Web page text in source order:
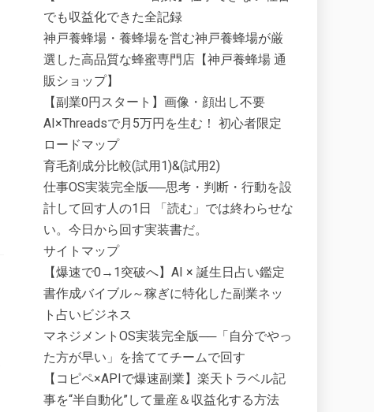
でも収益化できた全記録
神戸養蜂場・養蜂場を営む神戸養蜂場が厳
選した高品質な蜂蜜専門店【神戸養蜂場 通
販ショップ】
【副業0円スタート】画像・顔出し不要
AI×Threadsで月5万円を生む！ 初心者限定
ロードマップ
育毛剤成分比較(試用1)&(試用2)
仕事OS実装完全版──思考・判断・行動を設
計して回す人の1日 「読む」では終わらせな
い。今日から回す実装書だ。
サイトマップ
【爆速で0→1突破へ】AI × 誕生日占い鑑定
書作成バイブル～稼ぎに特化した副業ネッ
ト占いビジネス
マネジメントOS実装完全版──「自分でやっ
た方が早い」を捨ててチームで回す
【コピペ×APIで爆速副業】楽天トラベル記
事を“半自動化”して量産＆収益化する方法